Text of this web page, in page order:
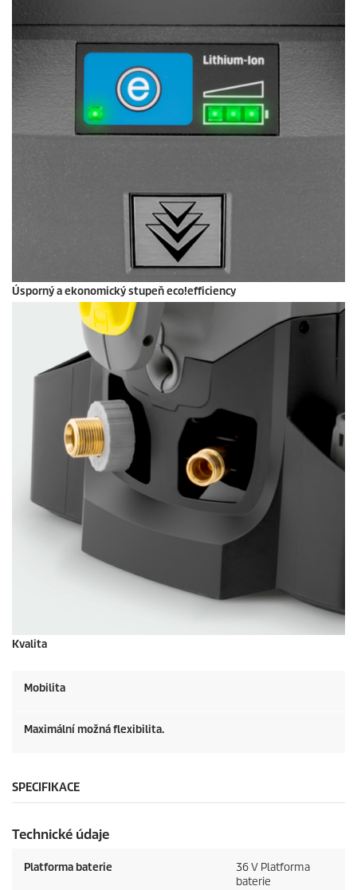
Úsporný a ekonomický stupeňeco!efficiency
Kvalita
Mobilita
Maximální možná flexibilita.
SPECIFIKACE
Technické údaje
Platforma baterie
36 V Platforma
baterie